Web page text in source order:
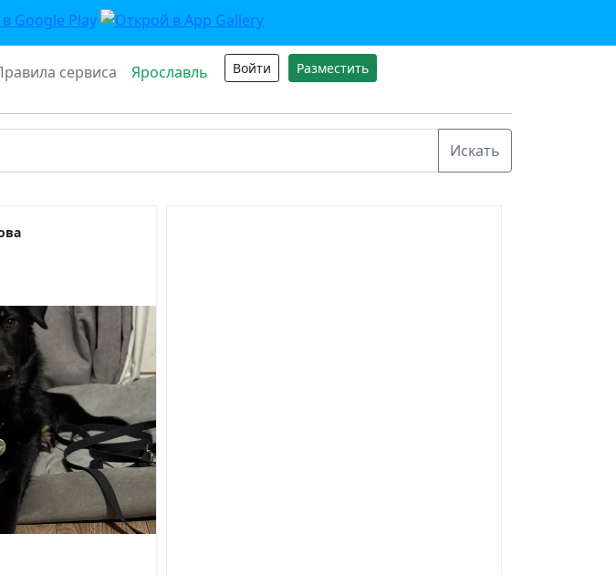
сервиса Ярославль Войти Разместить